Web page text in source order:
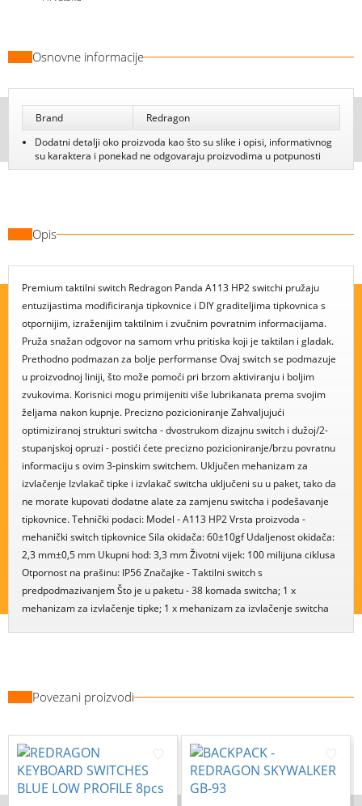
Osnovne informacije
Brand
Redragon
Dodatni detalji oko proizvoda kao što su slike i opisi, informativnog
su karaktera i ponekad ne odgovaraju proizvodima u potpunosti
Opis
Premium taktilni switch Redragon Panda A113 HP2 switchi pružaju
entuzijastima modificiranja tipkovnice i DIY graditeljima tipkovnica s
otpornijim, izraženijim taktilnim i zvučnim povratnim informacijama.
Pruža snažan odgovor na samom vrhu pritiska koji je taktilan i gladak.
Prethodno podmazan za bolje performanse Ovaj switch se podmazuje
u proizvodnoj liniji, što može pomoći pri brzom aktiviranju i boljim
zvukovima. Korisnici mogu primijeniti više lubrikanata prema svojim
željama nakon kupnje. Precizno pozicioniranje Zahvaljujući
optimiziranoj strukturi switcha - dvostrukom dizajnu switch i dužoj/2-
stupanjskoj opruzi - postići ćete precizno pozicioniranje/brzu povratnu
informaciju s ovim 3-pinskim switchem. Uključen mehanizam za
izvlačenje Izvlakač tipke i izvlakač switcha uključeni su u paket, tako da
ne morate kupovati dodatne alate za zamjenu switcha i podešavanje
tipkovnice. Tehnički podaci: Model - A113 HP2 Vrsta proizvoda -
mehanički switch tipkovnice Sila okidača: 60±10gf Udaljenost okidača:
2,3 mm±0,5 mm Ukupni hod: 3,3 mm Životni vijek: 100 milijuna ciklusa
Otpornost na prašinu: IP56 Značajke - Taktilni switch s
predpodmazivanjem Što je u paketu - 38 komada switcha; 1 x
mehanizam za izvlačenje tipke; 1 x mehanizam za izvlačenje switcha
Povezani proizvodi